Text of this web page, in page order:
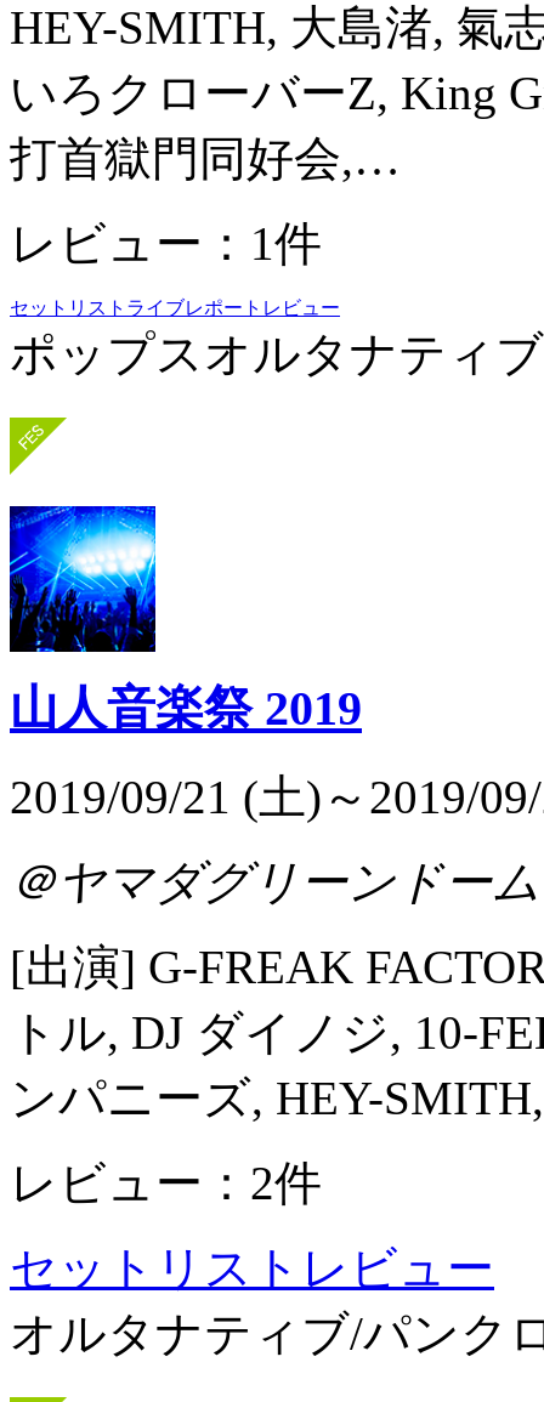
HEY-SMITH, 大島渚, 氣
いろクローバーZ, King
打首獄門同好会,…
レビュー：1件
セットリスト ライブレポート レビュー
ポップスオルタナティ
山人音楽祭 2019
2019/09/21 (土)～2019/
＠ヤマダグリーンドー
[出演] G-FREAK
トル, DJ ダイノジ, 10-
ンパニーズ, HEY-
レビュー：2件
セットリスト レビュー
オルタナティブ/パンク